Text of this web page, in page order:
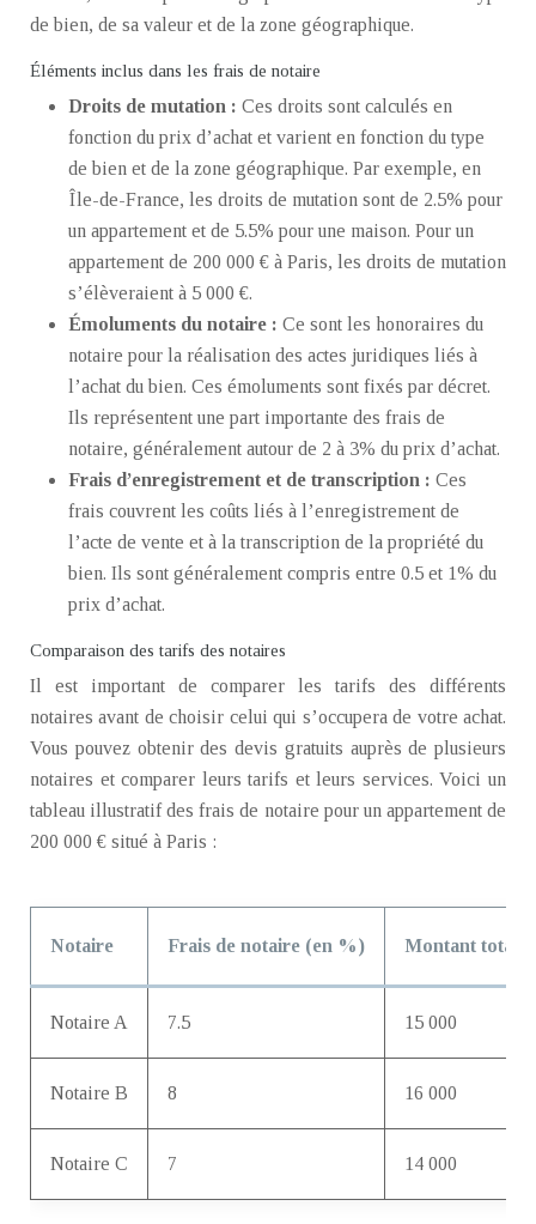
de bien, de sa valeur et de la zone géographique.
Éléments inclus dans les frais de notaire
Droits de mutation : Ces droits sont calculés en
fonction du prix d’achat et varient en fonction du type
de bien et de la zone géographique. Par exemple, en
Île-de-France, les droits de mutation sont de 2.5% pour
un appartement et de 5.5% pour une maison. Pour un
appartement de 200 000 € à Paris, les droits de mutation
s’élèveraient à 5 000 €.
Émoluments du notaire : Ce sont les honoraires du
notaire pour la réalisation des actes juridiques liés à
l’achat du bien. Ces émoluments sont fixés par décret.
Ils représentent une part importante des frais de
notaire, généralement autour de 2 à 3% du prix d’achat.
Frais d’enregistrement et de transcription : Ces
frais couvrent les coûts liés à l’enregistrement de
l’acte de vente et à la transcription de la propriété du
bien. Ils sont généralement compris entre 0.5 et 1% du
prix d’achat.
Comparaison des tarifs des notaires
Il est important de comparer les tarifs des différents
notaires avant de choisir celui qui s’occupera de votre achat.
Vous pouvez obtenir des devis gratuits auprès de plusieurs
notaires et comparer leurs tarifs et leurs services. Voici un
tableau illustratif des frais de notaire pour un appartement de
200 000 € situé à Paris :
Notaire Frais de notaire (en %) Montant total
Notaire A 7.5 15 000
Notaire B 8 16 000
Notaire C 7 14 000